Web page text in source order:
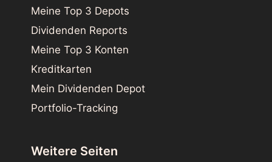
Meine Top 3 Depots
Dividenden Reports
Meine Top 3 Konten
Kreditkarten
Mein Dividenden Depot
Portfolio-Tracking
Weitere Seiten